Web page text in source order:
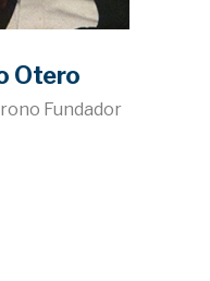
Otero
Fundador